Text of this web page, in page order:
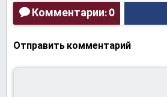
Комментарии: 0
Отправить комментарий